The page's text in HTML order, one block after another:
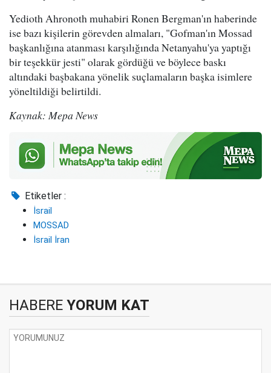
Yedioth Ahronoth muhabiri Ronen Bergman'ın haberinde
ise bazı kişilerin görevden almaları, "Gofman'ın Mossad
başkanlığına atanması karşılığında Netanyahu'ya yaptığı
bir teşekkür jesti" olarak gördüğü ve böylece baskı
altındaki başbakana yönelik suçlamaların başka isimlere
yöneltildiği belirtildi.
Kaynak: Mepa News
Etiketler :
İsrail
MOSSAD
İsrail İran
HABERE YORUM KAT